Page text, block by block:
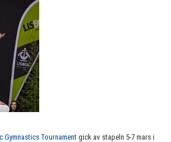
Gymnastics Tournament gick av stapeln 5-7 mars i